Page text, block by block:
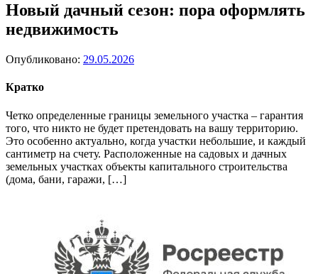
Новый дачный сезон: пора оформлять
недвижимость
Опубликовано: 29.05.2026
Кратко
Четко определенные границы земельного участка – гарантия
того, что никто не будет претендовать на вашу территорию.
Это особенно актуально, когда участки небольшие, и каждый
сантиметр на счету. Расположенные на садовых и дачных
земельных участках объекты капитального строительства
(дома, бани, гаражи, […]